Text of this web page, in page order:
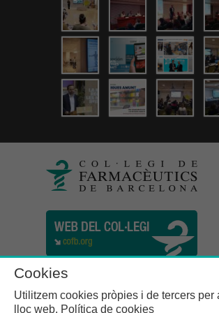
Cookies
Utilitzem cookies pròpies i de tercers per
lloc web. Política de cookies